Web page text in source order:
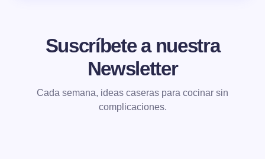
Suscríbete a nuestra
Newsletter
Cada semana, ideas caseras para cocinar sin
complicaciones.